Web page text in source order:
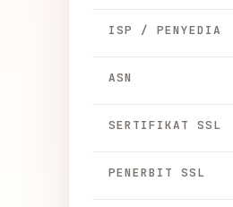
ISP / PENYEDIA
ASN
SERTIFIKAT SSL
PENERBIT SSL